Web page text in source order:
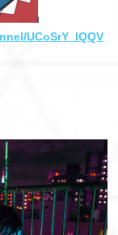
UCoSrY_IQQV